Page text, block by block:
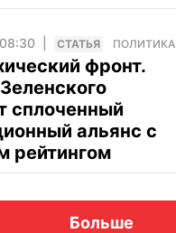
CТАТЬЯ ПОЛИТИКА
фронт.
сплоченный
альянс с
рейтингом
Больше